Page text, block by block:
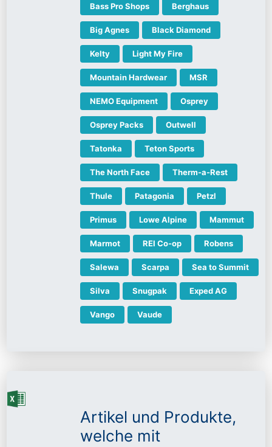
Bass Pro Shops Berghaus
Big Agnes Black Diamond
Kelty Light My Fire
Mountain Hardwear MSR
NEMO Equipment Osprey
Osprey Packs Outwell
Tatonka Teton Sports
The North Face Therm-a-Rest
Thule Patagonia Petzl
Primus Lowe Alpine Mammut
Marmot REI Co-op Robens
Salewa Scarpa Sea to Summit
Silva Snugpak Exped AG
Vango Vaude
Artikel und Produkte,
welche mit